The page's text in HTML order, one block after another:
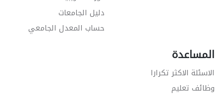
دليل الجامعات
حساب المعدل الجامعي
المساعدة
الاسئلة الاكثر تكرارا
وظائف تعليم